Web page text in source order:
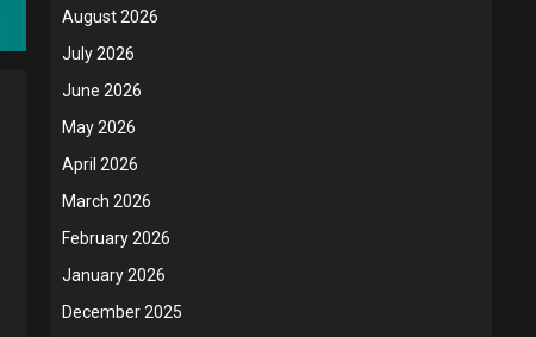
August 2026
July 2026
June 2026
May 2026
April 2026
March 2026
February 2026
January 2026
December 2025